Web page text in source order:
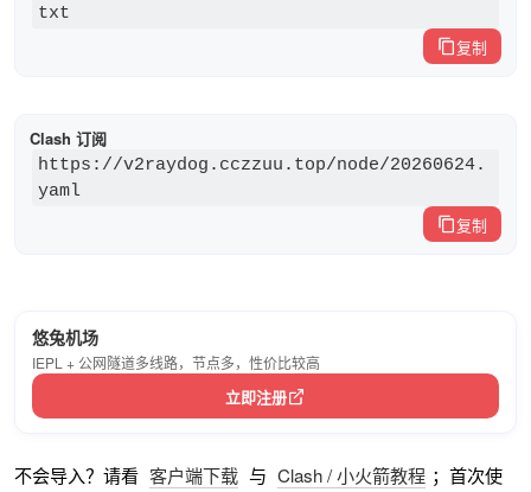
txt
复制
Clash 订阅
https://v2raydog.cczzuu.top/node/20260624.
yaml
复制
悠兔机场
IEPL + 公网隧道多线路，节点多，性价比较高
立即注册
不会导入？请看 客户端下载 与 Clash / 小火箭教程 ；首次使